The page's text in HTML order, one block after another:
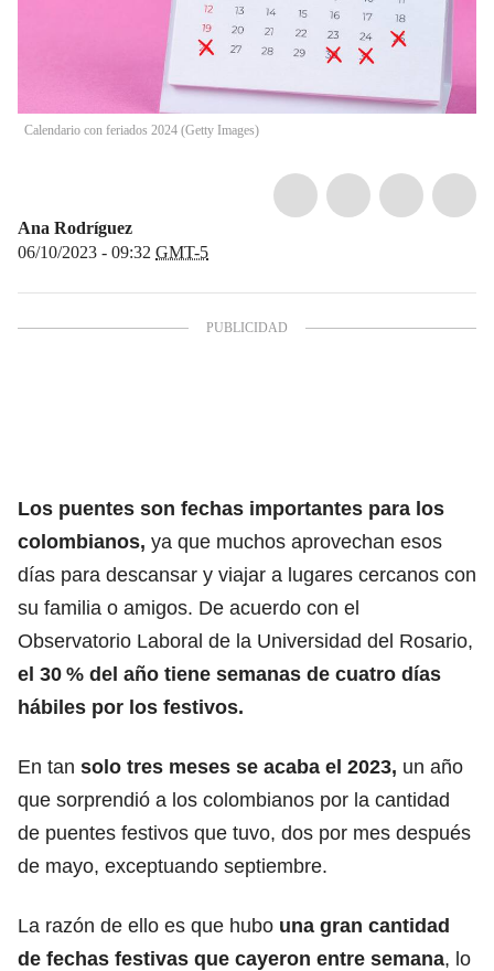
Calendario con feriados 2024 (Getty Images)
Ana Rodríguez
06/10/2023 - 09:32 GMT-5
Los puentes son fechas importantes para los
colombianos, ya que muchos aprovechan esos
días para descansar y viajar a lugares cercanos con
su familia o amigos. De acuerdo con el
Observatorio Laboral de la Universidad del Rosario,
el 30 % del año tiene semanas de cuatro días
hábiles por los festivos.
En tan solo tres meses se acaba el 2023, un año
que sorprendió a los colombianos por la cantidad
de puentes festivos que tuvo, dos por mes después
de mayo, exceptuando septiembre.
La razón de ello es que hubo una gran cantidad
de fechas festivas que cayeron entre semana, lo